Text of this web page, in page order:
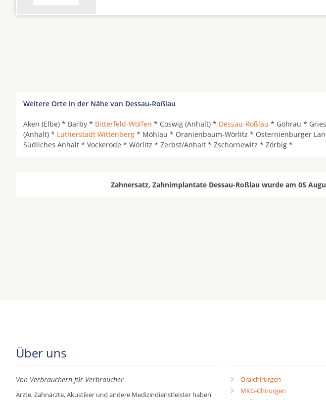
Weitere Orte in der Nähe von Dessau-Roßlau
Aken (Elbe) * Barby * Bitterfeld-Wolfen * Coswig (Anhalt) * Dessau-Roßlau * Gohrau *
(Anhalt) * Lutherstadt Wittenberg * Möhlau * Oranienbaum-Wörlitz * Osternienburger
Südliches Anhalt * Vockerode * Wörlitz * Zerbst/Anhalt * Zschornewitz * Zörbig *
Zahnersatz, Zahnimplantate Dessau-Roßlau wurde am 05
Über uns
Von Verbrauchern für Verbraucher
Ärzte, Zahnärzte, Akustiker und andere Medizindienstleister haben
Oralchirurgen
MKG-Chirurgen